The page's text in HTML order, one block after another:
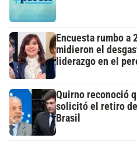
Encuesta rumbo a
midieron el
liderazgo en el
Quirno reconoció
solicitó el retiro
Brasil